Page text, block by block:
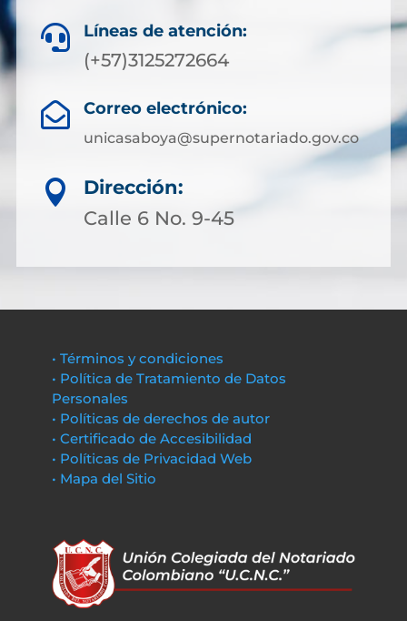
 Líneas de atención:
(+57)3125272664
 Correo electrónico:
unicasaboya@supernotariado.gov.co

Dirección:
Calle 6 No. 9-45
• Términos y condiciones
• Política de Tratamiento de Datos
Personales
• Políticas de derechos de autor
• Certificado de Accesibilidad
• Políticas de Privacidad Web
• Mapa del Sitio